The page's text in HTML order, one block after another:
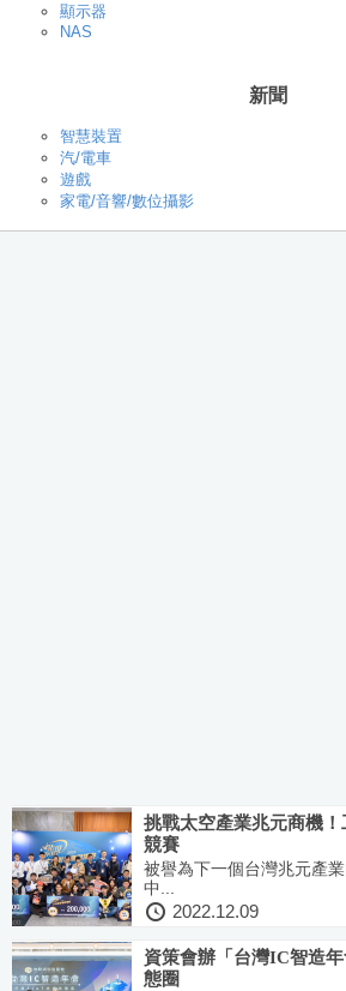
顯示器
NAS
新聞
智慧裝置
汽/電車
遊戲
家電/音響/數位攝影
挑戰太空產業兆元商機
競賽
被譽為下一個台灣兆元產
中...
2022.12.09
資策會辦「台灣IC智造
態圈